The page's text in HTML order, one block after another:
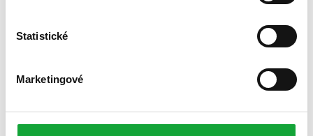
Statistické
Marketingové